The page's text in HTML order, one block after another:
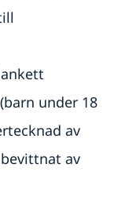
under 18
av
av